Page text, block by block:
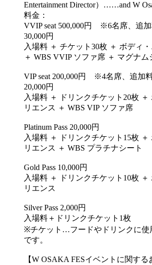
Entertainment Director）……and W
料金：
VVIP seat 500,000円 ※6名席、追加
30,000円
入場料 ＋ チケット30枚 ＋ ボディ
＋ WBS VVIP ソファ席 ＋ マグナ
VIP seat 200,000円 ※4名席、追加
20,000円
入場料 ＋ ドリンクチケット20枚
リエンス ＋ WBS VIP ソファ席
Platinum Pass 20,000円
入場料 ＋ ドリンクチケット15枚
リエンス ＋ WBS プラチナシート
Gold Pass 10,000円
入場料 ＋ ドリンクチケット10枚
リエンス
Silver Pass 2,000円
入場料＋ドリンクチケット1枚
※チケット…フードやドリンクに使
です。
【W OSAKA FESイベントに関する